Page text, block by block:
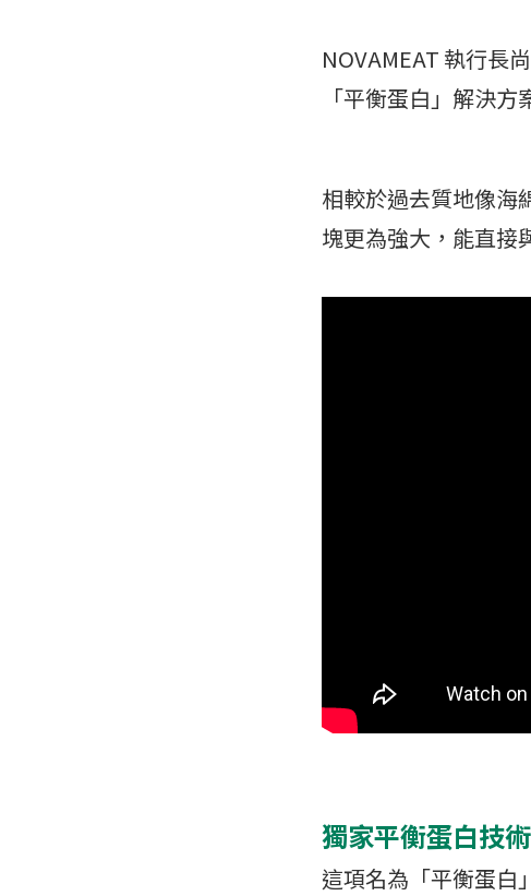
NOVAMEAT 執行長
「平衡蛋白」解決
相較於過去質地像海
塊更為強大，能直接
獨家平衡蛋白技
這項名為「平衡蛋白